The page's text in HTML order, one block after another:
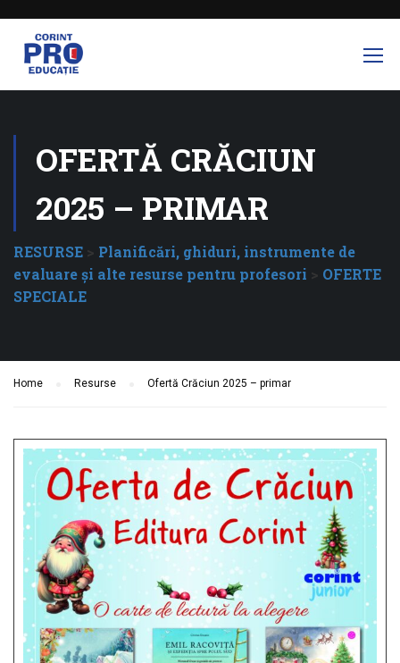
OFERTĂ CRĂCIUN
2025 – PRIMAR
RESURSE > Planificări, ghiduri, instrumente de
evaluare și alte resurse pentru profesori > OFERTE
SPECIALE
Home Resurse Ofertă Crăciun 2025 – primar